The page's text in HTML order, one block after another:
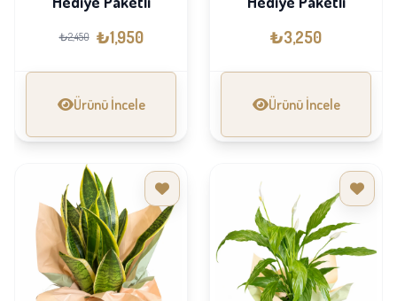
₺2,450 ₺1,950
Ürünü İncele
₺3,250
Ürünü İncele